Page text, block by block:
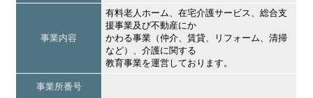
事業内容
有料老人ホーム、在宅介護サービス、総合支
援事業及び不動産にか
かわる事業（仲介、賃貸、リフォーム、清掃
など）、介護に関する
教育事業を運営しております。
事業所番号